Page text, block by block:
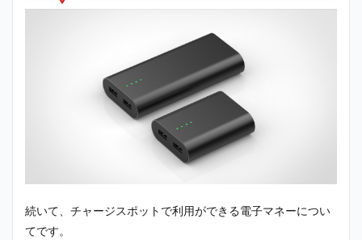
続いて、チャージスポットで利用ができる電子マネーについ
てです。